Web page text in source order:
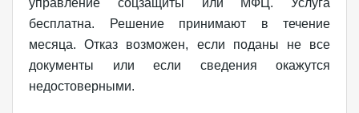
управление соцзащиты или МФЦ. Услуга
бесплатна. Решение принимают в течение
месяца. Отказ возможен, если поданы не все
документы или если сведения окажутся
недостоверными.